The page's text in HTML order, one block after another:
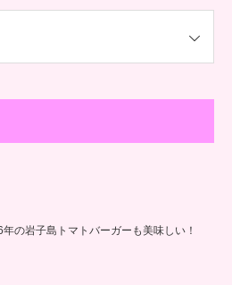
の岩子島トマトバーガーも美味しい！